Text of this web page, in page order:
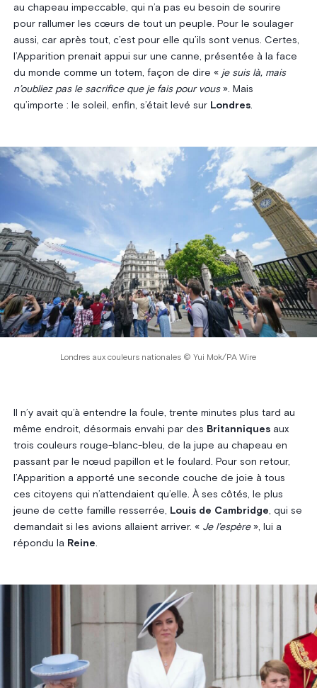
au chapeau impeccable, qui n’a pas eu besoin de sourire
pour rallumer les cœurs de tout un peuple. Pour le soulager
aussi, car après tout, c’est pour elle qu’ils sont venus. Certes,
l’Apparition prenait appui sur une canne, présentée à la face
du monde comme un totem, façon de dire « je suis là, mais
n’oubliez pas le sacrifice que je fais pour vous». Mais
qu’importe : le soleil, enfin, s’était levé sur Londres.
Londres aux couleurs nationales © Yui Mok/PA Wire
Il n’y avait qu’à entendre la foule, trente minutes plus tard au
même endroit, désormais envahi par des Britanniquesaux
trois couleurs rouge-blanc-bleu, de la jupe au chapeau en
passant par le nœud papillon et le foulard. Pour son retour,
l’Apparition a apporté une seconde couche de joie à tous
ces citoyens qui n’attendaient qu’elle. À ses côtés, le plus
jeune de cette famille resserrée,
Louis de Cambridge , qui se
demandait si les avions allaient arriver. « Je l’espère», lui a
répondu la Reine